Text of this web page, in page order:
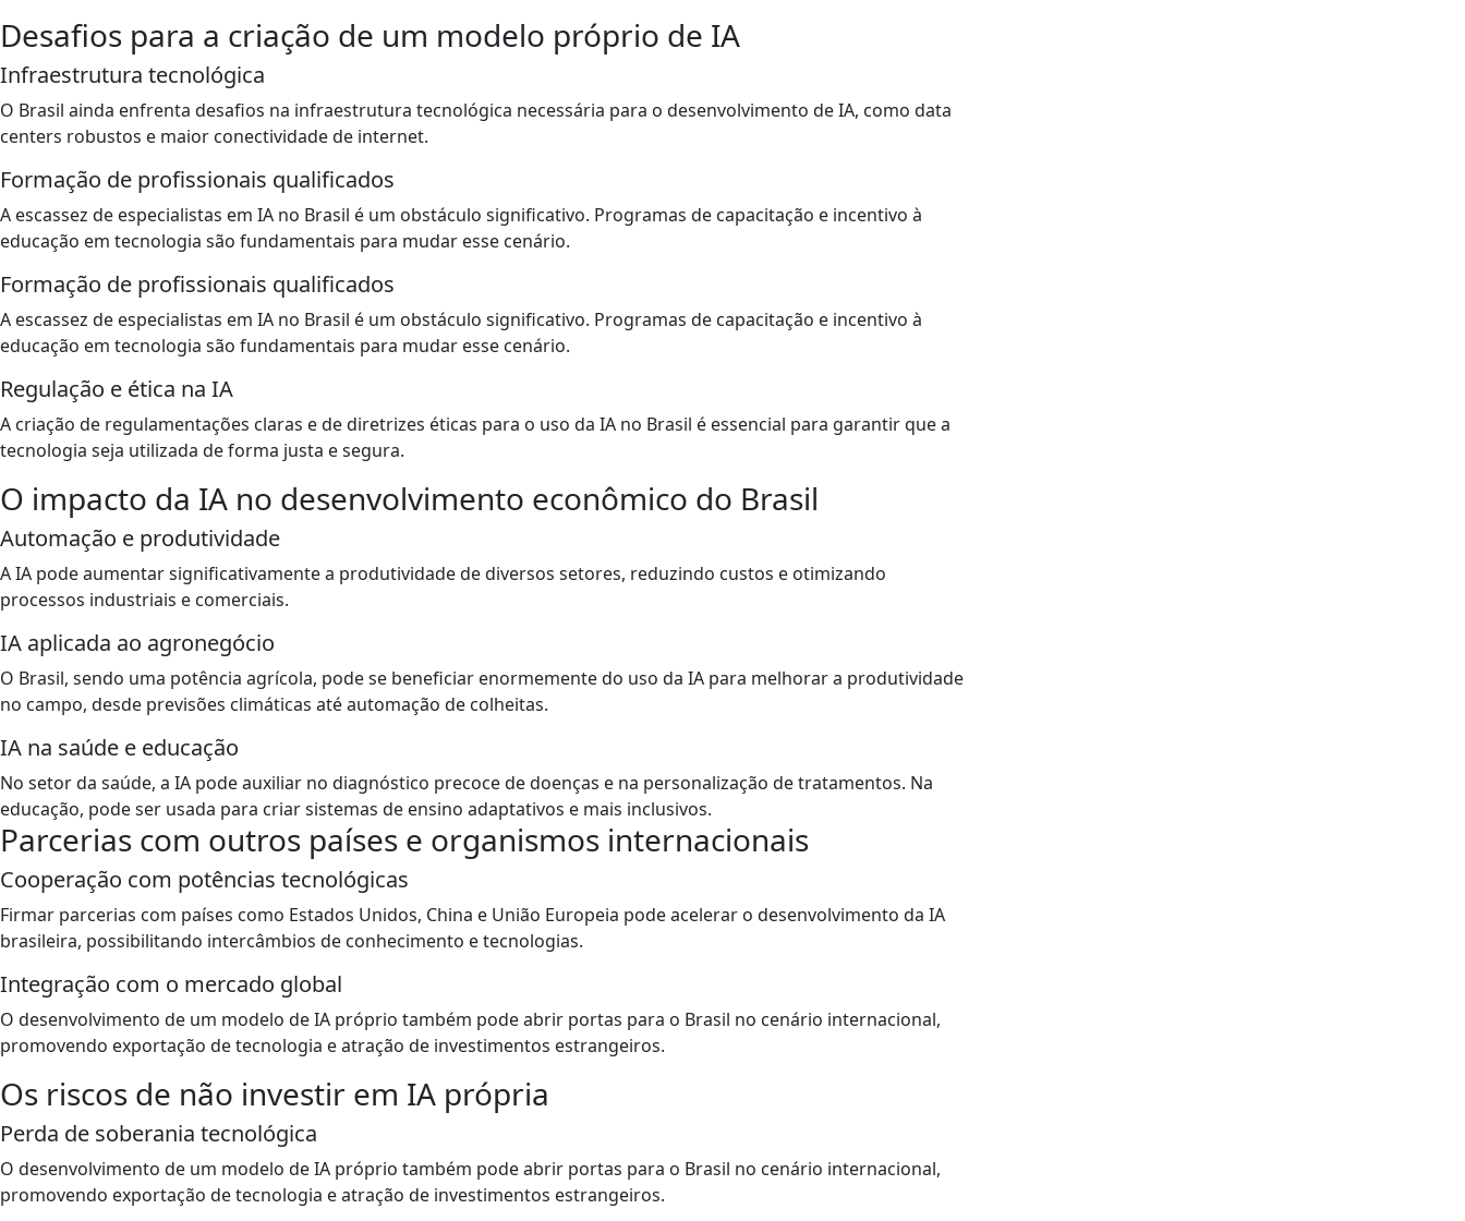
Desafios para a criação de um modelo próprio de IA
Infraestrutura tecnológica
O Brasil ainda enfrenta desafios na infraestrutura tecnológica necessária para o desenvolvimento de IA, como data
centers robustos e maior conectividade de internet.
Formação de profissionais qualificados
A escassez de especialistas em IA no Brasil é um obstáculo significativo. Programas de capacitação e incentivo à
educação em tecnologia são fundamentais para mudar esse cenário.
Formação de profissionais qualificados
A escassez de especialistas em IA no Brasil é um obstáculo significativo. Programas de capacitação e incentivo à
educação em tecnologia são fundamentais para mudar esse cenário.
Regulação e ética na IA
A criação de regulamentações claras e de diretrizes éticas para o uso da IA no Brasil é essencial para garantir que a
tecnologia seja utilizada de forma justa e segura.
O impacto da IA no desenvolvimento econômico do Brasil
Automação e produtividade
A IA pode aumentar significativamente a produtividade de diversos setores, reduzindo custos e otimizando
processos industriais e comerciais.
IA aplicada ao agronegócio
O Brasil, sendo uma potência agrícola, pode se beneficiar enormemente do uso da IA para melhorar a produtividade
no campo, desde previsões climáticas até automação de colheitas.
IA na saúde e educação
No setor da saúde, a IA pode auxiliar no diagnóstico precoce de doenças e na personalização de tratamentos. Na
educação, pode ser usada para criar sistemas de ensino adaptativos e mais inclusivos.
Parcerias com outros países e organismos internacionais
Cooperação com potências tecnológicas
Firmar parcerias com países como Estados Unidos, China e União Europeia pode acelerar o desenvolvimento da IA
brasileira, possibilitando intercâmbios de conhecimento e tecnologias.
Integração com o mercado global
O desenvolvimento de um modelo de IA próprio também pode abrir portas para o Brasil no cenário internacional,
promovendo exportação de tecnologia e atração de investimentos estrangeiros.
Os riscos de não investir em IA própria
Perda de soberania tecnológica
O desenvolvimento de um modelo de IA próprio também pode abrir portas para o Brasil no cenário internacional,
promovendo exportação de tecnologia e atração de investimentos estrangeiros.